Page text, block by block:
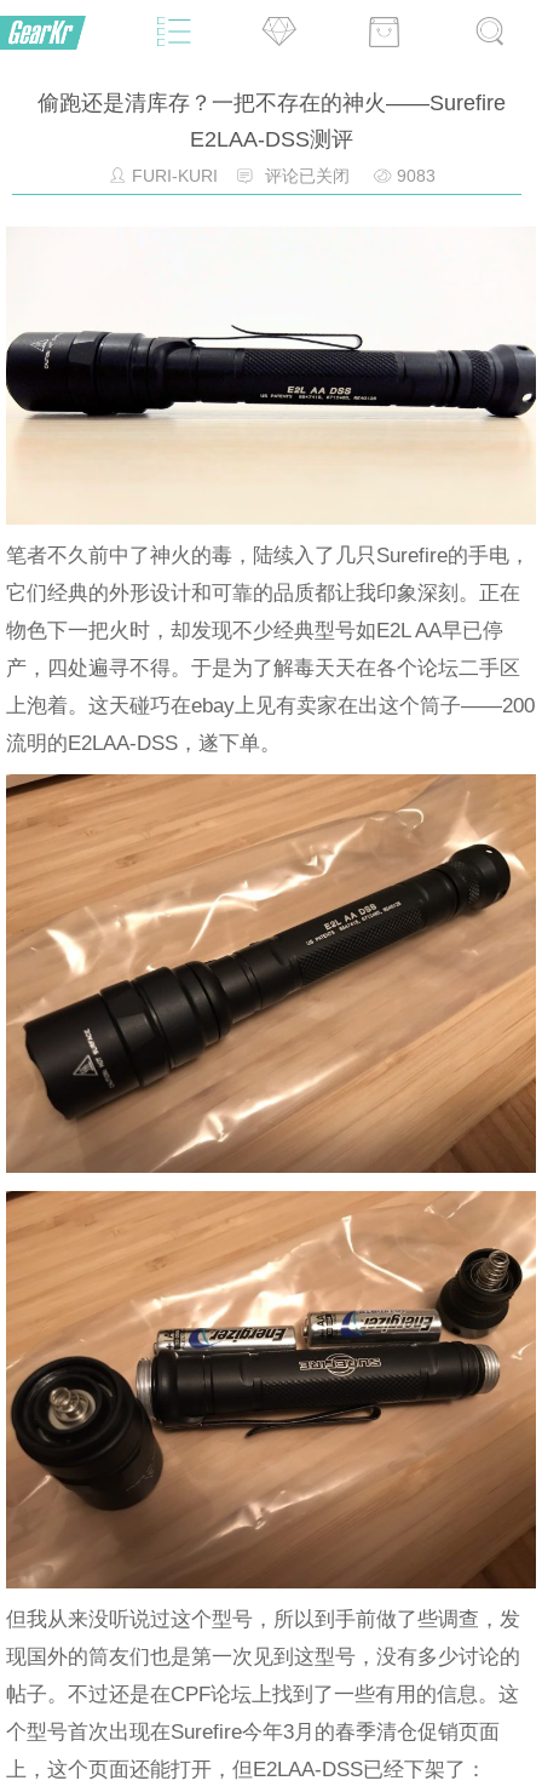
偷跑还是清库存？一把不存在的神火——Surefire
E2LAA-DSS测评
FURI-KURI 评论已关闭 9083
笔者不久前中了神火的毒，陆续入了几只Surefire的手电，
它们经典的外形设计和可靠的品质都让我印象深刻。正在
物色下一把火时，却发现不少经典型号如E2L AA早已停
产，四处遍寻不得。于是为了解毒天天在各个论坛二手区
上泡着。这天碰巧在ebay上见有卖家在出这个筒子——200
流明的E2LAA-DSS，遂下单。
但我从来没听说过这个型号，所以到手前做了些调查，发
现国外的筒友们也是第一次见到这型号，没有多少讨论的
帖子。不过还是在CPF论坛上找到了一些有用的信息。这
个型号首次出现在Surefire今年3月的春季清仓促销页面
上，这个页面还能打开，但E2LAA-DSS已经下架了：